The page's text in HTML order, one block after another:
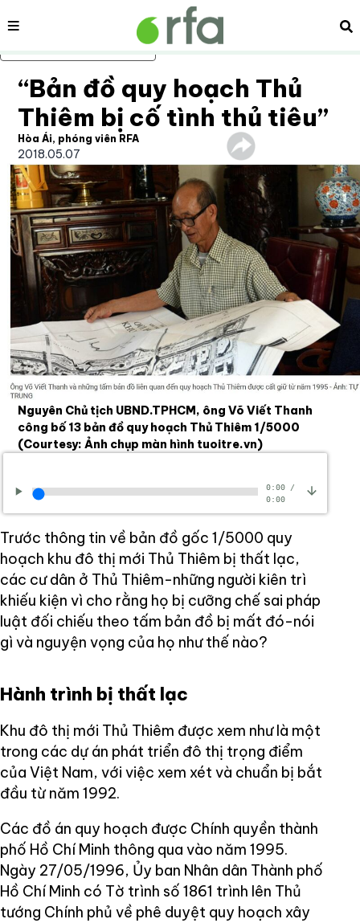
Bỏ qua nội dung chính
Nội dung
“Bản đồ quy hoạch Thủ
Thiêm bị cố tình thủ tiêu”
Hòa Ái, phóng viên RFA
2018.05.07
Nguyên Chủ tịch UBND.TPHCM, ông Võ Viết Thanh
công bố 13 bản đồ quy hoạch Thủ Thiêm 1/5000
(Courtesy: Ảnh chụp màn hình tuoitre.vn)
0:00/
0:00
Trước thông tin về bản đồ gốc 1/5000 quy
hoạch khu đô thị mới Thủ Thiêm bị thất lạc,
các cư dân ở Thủ Thiêm-những người kiên trì
khiếu kiện vì cho rằng họ bị cưỡng chế sai pháp
luật đối chiếu theo tấm bản đồ bị mất đó-nói
gì và nguyện vọng của họ như thế nào?
Hành trình bị thất lạc
Khu đô thị mới Thủ Thiêm được xem như là một
trong các dự án phát triển đô thị trọng điểm
của Việt Nam, với việc xem xét và chuẩn bị bắt
đầu từ năm 1992.
Các đồ án quy hoạch được Chính quyền thành
phố Hồ Chí Minh thông qua vào năm 1995.
Ngày 27/05/1996, Ủy ban Nhân dân Thành phố
Hồ Chí Minh có Tờ trình số 1861 trình lên Thủ
tướng Chính phủ về phê duyệt quy hoạch xây